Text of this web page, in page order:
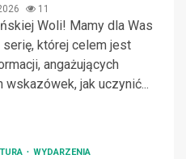
11
Woli! Mamy dla Was
której celem jest
angażujących
jak uczynić...
WYDARZENIA